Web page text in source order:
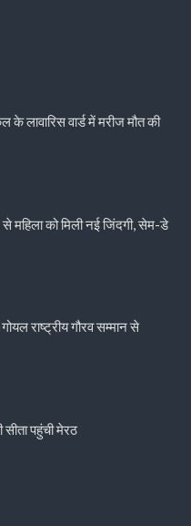
लावारिस वार्ड में मरीज मौत की
महिला को मिली नई जिंदगी, सेम-डे
राष्ट्रीय गौरव सम्मान से
सीता पहुंची मेरठ